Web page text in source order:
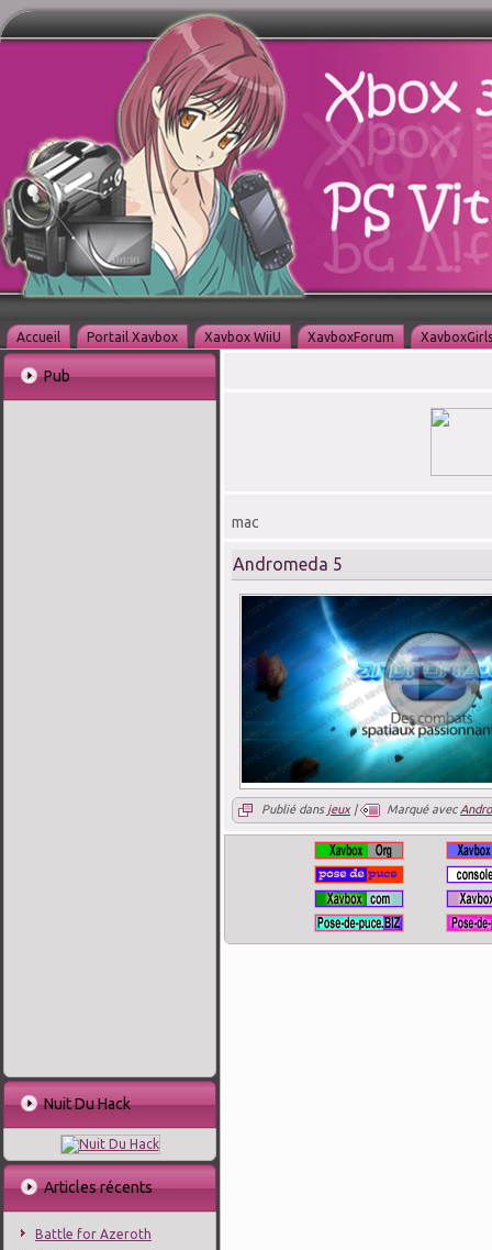
Accueil Portail Xavbox Xavbox WiiU XavboxForum XavboxGirls
Pub
Nuit Du Hack
Articles récents
Battle for Azeroth
mac
Andromeda 5
Publié dans jeux| Marqué avec